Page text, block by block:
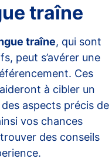
traîne
traîne, qui sont
peut s’avérer une
Ces
à cibler un
aspects précis de
vos chances
des conseils
.